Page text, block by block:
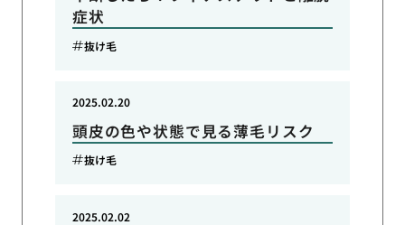
症状
抜け毛
頭皮の色や状態で見る薄毛リスク
2025.02.20
抜け毛
2025.02.02